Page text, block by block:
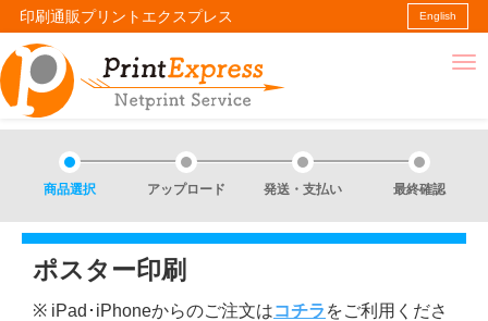
印刷通販プリントエクスプレス English
商品選択 アップロード 発送・支払い 最終確認
ポスター印刷
※ iPad･iPhoneからのご注文はコチラ をご利用くださ